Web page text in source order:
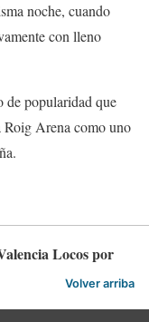
noche, cuando
con lleno
de popularidad que
Roig Arena como uno
Locos por
Volver arriba